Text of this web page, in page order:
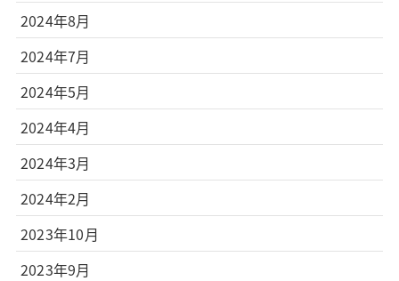
2024年8月
2024年7月
2024年5月
2024年4月
2024年3月
2024年2月
2023年10月
2023年9月